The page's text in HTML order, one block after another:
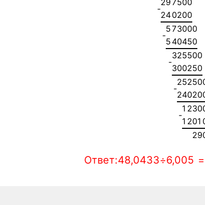
-
297500
240200
-
573000
5 40450
-
325500
300250
-
25250
24020
-
1 230
1 201
29
Ответ:48,0433÷6,005